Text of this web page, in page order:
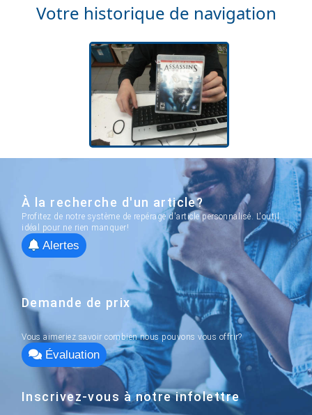
Votre historique de navigation
À la recherche d'un article?
Profitez de notre système de repérage d'article personnalisé. L'outil
idéal pour ne rien manquer!
Alertes
Demande de prix
Vous aimeriez savoir combien nous pouvons vous offrir?
Évaluation
Inscrivez-vous à notre infolettre